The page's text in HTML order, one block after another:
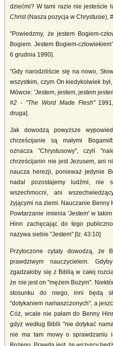
dziećmi? W tami razie nie jesteście
Christ(Nasza pozycja w Chrystusie),
"Powiedzmy, że jestem Bogiem-
Bogiem. Jestem Bogiem-
6 grudnia 1990].
"Gdy narodziliście się na nowo,
wszystkim, czym On kiedykolwiek
Mówcie: 'Jestem, jestem, jestem
#2 - "The Word Made Flesh"1991,
druga].
Jak dowodzą powyższe
chrześcijanie są małymi Bogami/
oznacza "Chrystusowy", czyli
chrześcijanin nie jest Jezusem, ani
naucza herezji, ponieważ jedynie
nadal pozostajemy ludźmi, nie
wszechmocni, ani
żyjącymi na ziemi. Nauczanie Benny
Powtarzanie imienia 'Jestem' w
Hinn zachęcając do tego
nazywa siebie "Jestem" [Iz. 43:10]
Przytoczone cytaty dowodzą, że
prawdziwym nauczycielem.
zgadzałoby się z Biblią w całej
że nie jest on "mężem Bożym".
stosunku do niego, inni będą
"dotykaniem namaszczonych", a
Cóż, wcale nie pałam do Benny
gdyż według Biblii "nie dotykać
nie ma tam mowy o sprawdzaniu